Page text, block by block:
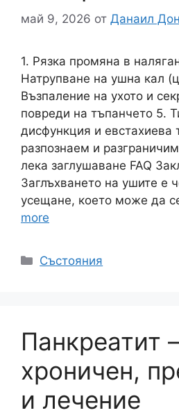
май 9, 2026 от Данаил
1. Рязка промяна в
Натрупване на ушна кал
Възпаление на ухото и
повреди на тъпанчето 5.
дисфункция и евстахиева
разпознаем и
лека заглушаване FAQ
Заглъхването на ушите е
усещане, което може да
more
Категории
Състояния
Панкреатит
хроничен,
и лечение